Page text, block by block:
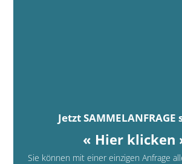
Jetzt SAMMELANFRAGE
« Hier klicken
Sie können mit einer einzigen Anfrage